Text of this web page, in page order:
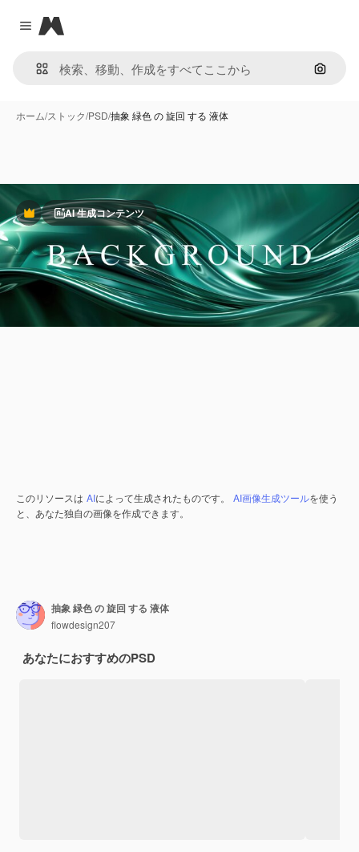
Close menu
Magnific
画像で
ホーム/ストック/PSD/抽象 緑色 の 旋回 する 液体
PremiumAI 生成コンテンツ
このリソースは AIによって生成されたものです。 AI画像生成ツールを使う
と、あなた独自の画像を作成できます。
抽象 緑色 の 旋回 する 液体
flowdesign207
あなたにおすすめのPSD